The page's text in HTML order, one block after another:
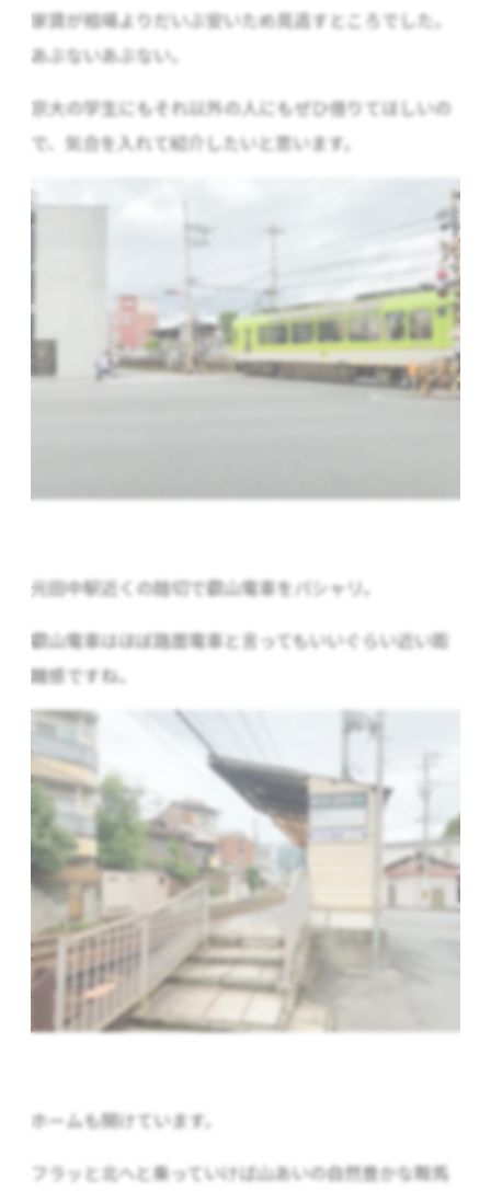
家賃が相場よりだいぶ安いため見逃すところでした。
あぶないあぶない。
京大の学生にもそれ以外の人にもぜひ借りてほしいの
で、気合を入れて紹介したいと思います。
元田中駅近くの踏切で叡山電車をパシャリ。
叡山電車はほぼ路面電車と言ってもいいぐらい近い距
離感ですね。
ホームも開けています。
フラッと北へと乗っていけば山あいの自然豊かな鞍馬